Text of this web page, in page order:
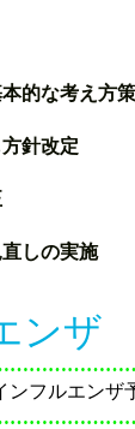
的な考え方
針改定
しの実施
ンザ
フルエンザ